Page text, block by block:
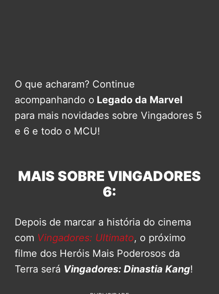
O que acharam? Continue
acompanhando o Legado da Marvel
para mais novidades sobre Vingadores 5
e 6 e todo o MCU!
MAIS SOBRE VINGADORES
6:
Depois de marcar a história do cinema
com Vingadores: Ultimato, o próximo
filme dos Heróis Mais Poderosos da
Terra será Vingadores: Dinastia Kang!